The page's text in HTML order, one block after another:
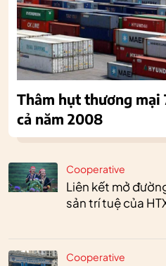
Cooperative
Liên kết mở
sản trí tuệ của
Cooperative
Thâm hụt thương
cả năm 2008